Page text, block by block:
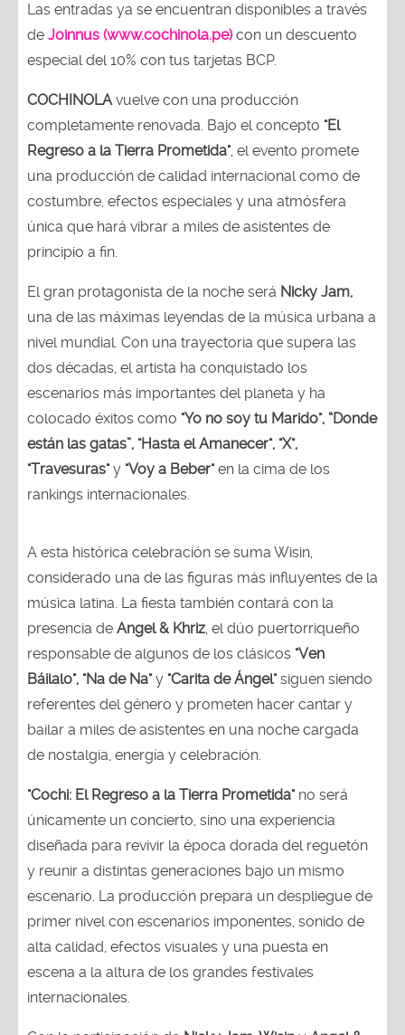
Las entradas ya se encuentran disponibles a través
de Joinnus (www.cochinola.pe)con un descuento
especial del 10% con tus tarjetas BCP.
COCHINOLAvuelve con una producción
completamente renovada. Bajo el concepto "El
Regreso a la Tierra Prometida", el evento promete
una producción de calidad internacional como de
costumbre, efectos especiales y una atmósfera
única que hará vibrar a miles de asistentes de
principio a fin.
El gran protagonista de la noche será Nicky Jam,
una de las máximas leyendas de la música urbana a
nivel mundial. Con una trayectoria que supera las
dos décadas, el artista ha conquistado los
escenarios más importantes del planeta y ha
colocado éxitos como "Yo no soy tu Marido", “Donde
están las gatas”, "Hasta el Amanecer", "X",
"Travesuras"y "Voy a Beber"en la cima de los
rankings internacionales.
A esta histórica celebración se suma Wisin,
considerado una de las figuras más influyentes de la
música latina. La fiesta también contará con la
presencia de Angel & Khriz, el dúo puertorriqueño
responsable de algunos de los clásicos "Ven
Báilalo", "Na de Na"y "Carita de Ángel"siguen siendo
referentes del género y prometen hacer cantar y
bailar a miles de asistentes en una noche cargada
de nostalgia, energía y celebración.
"Cochi: El Regreso a la Tierra Prometida" no será
únicamente un concierto, sino una experiencia
diseñada para revivir la época dorada del reguetón
y reunir a distintas generaciones bajo un mismo
escenario. La producción prepara un despliegue de
primer nivel con escenarios imponentes, sonido de
alta calidad, efectos visuales y una puesta en
escena a la altura de los grandes festivales
internacionales.